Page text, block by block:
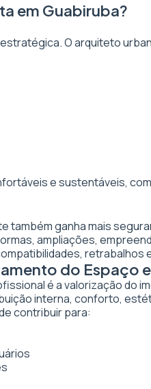
em Guabiruba?
O arquiteto
e sustentáveis,
também ganha mais
ampliações,
retrabalhos
do Espaço
é a valorização do
interna, conforto,
contribuir para: